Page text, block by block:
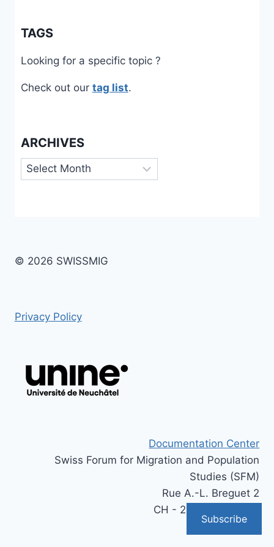
TAGS
Looking for a specific topic ?
Check out our tag list.
ARCHIVES
Archives
© 2026 SWISSMIG
Privacy Policy
Documentation Center
Swiss Forum for Migration and Population
Studies (SFM)
Rue A.-L. Breguet 2
CH - 2000 Neuchâtel
Subscribe